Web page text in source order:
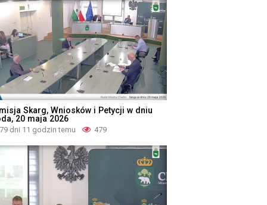
Skarg, Wniosków i Petycji w dniu
20 maja 2026
79 dni 11 godzin temu 479